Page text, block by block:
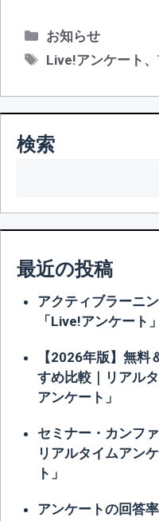
カ
テ
リ
ー
お知らせ
タ
Live!アンケート 、
検索
最近の投稿
アクティブラーニ
「Live!アンケート
【2026年版】無料
すめ比較｜リアル
アンケート」
セミナー・カンフ
リアルタイムアン
ト」
アンケートの回答